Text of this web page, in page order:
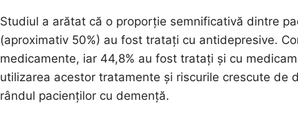
Studiul a arătat că o proporție semnificativă dintre
(aproximativ 50%) au fost tratați cu antidepresive.
medicamente, iar 44,8% au fost tratați și cu
utilizarea acestor tratamente și riscurile crescute de
rândul pacienților cu demență.